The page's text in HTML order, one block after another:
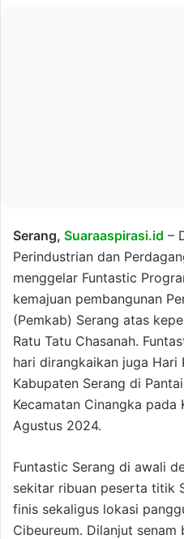
Serang, Suaraaspirasi.id –
Perindustrian dan
menggelar Funtastic
kemajuan pembangunan
(Pemkab) Serang atas
Ratu Tatu Chasanah.
hari dirangkaikan juga
Kabupaten Serang di
Kecamatan Cinangka pada
Agustus 2024.
Funtastic Serang di awali
sekitar ribuan peserta titik
finis sekaligus lokasi
Cibeureum. Dilanjut